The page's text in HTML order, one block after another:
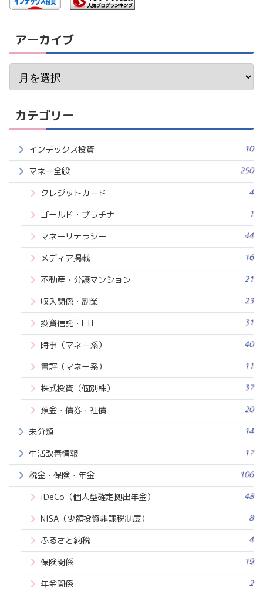
アーカイブ
カテゴリー
インデックス投資 10
マネー全般 250
クレジットカード 4
ゴールド・プラチナ 1
マネーリテラシー 44
メディア掲載 16
不動産・分譲マンション 21
収入関係・副業 23
投資信託・ETF 31
時事（マネー系） 40
書評（マネー系） 11
株式投資（個別株） 37
預金・債券・社債 20
未分類 14
生活改善情報 17
税金・保険・年金 106
iDeCo（個人型確定拠出年金） 48
NISA（少額投資非課税制度） 8
ふるさと納税 4
保険関係 19
年金関係 2